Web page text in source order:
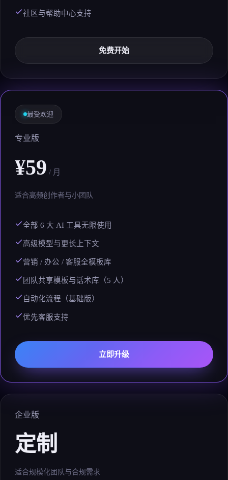
社区与帮助中心支持
免费开始
最受欢迎
专业版
¥59 / 月
适合高频创作者与小团队
全部 6 大 AI 工具无限使用
高级模型与更长上下文
营销 / 办公 / 客服全模板库
团队共享模板与话术库（5 人）
自动化流程（基础版）
优先客服支持
立即升级
企业版
定制
适合规模化团队与合规需求